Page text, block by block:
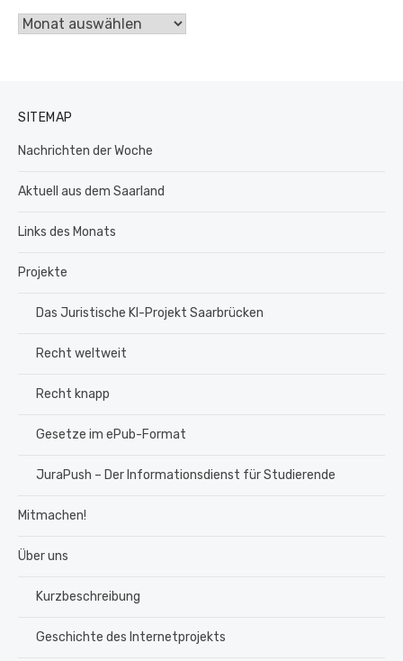
Archiv
SITEMAP
Nachrichten der Woche
Aktuell aus dem Saarland
Links des Monats
Projekte
Das Juristische KI-Projekt Saarbrücken
Recht weltweit
Recht knapp
Gesetze im ePub-Format
JuraPush – Der Informationsdienst für Studierende
Mitmachen!
Über uns
Kurzbeschreibung
Geschichte des Internetprojekts